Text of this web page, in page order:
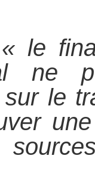
« le
ne
le
une